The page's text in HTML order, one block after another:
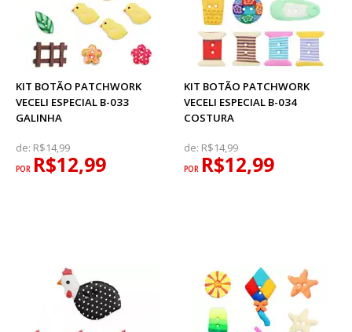
KIT BOTÃO PATCHWORK
VECELI ESPECIAL B-033
GALINHA
de: R$14,99
POR R$12,99
KIT BOTÃO PATCHWORK
VECELI ESPECIAL B-034
COSTURA
de: R$14,99
POR R$12,99